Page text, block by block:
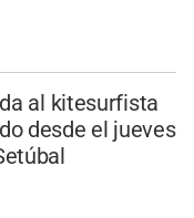
al kitesurfista
desde el jueves